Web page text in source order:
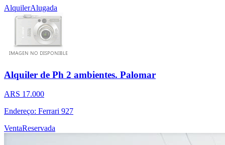
AlquilerAlugada
Alquiler de Ph 2 ambientes. Palomar
ARS 17.000
Endereço: Ferrari 927
VentaReservada